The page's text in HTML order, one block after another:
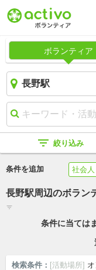
ボランティア
filter_list 絞り込み
条件を追加 社会人
長野駅周辺のボラン
filter_list
条件に当ては
検索条件： [活動場所]